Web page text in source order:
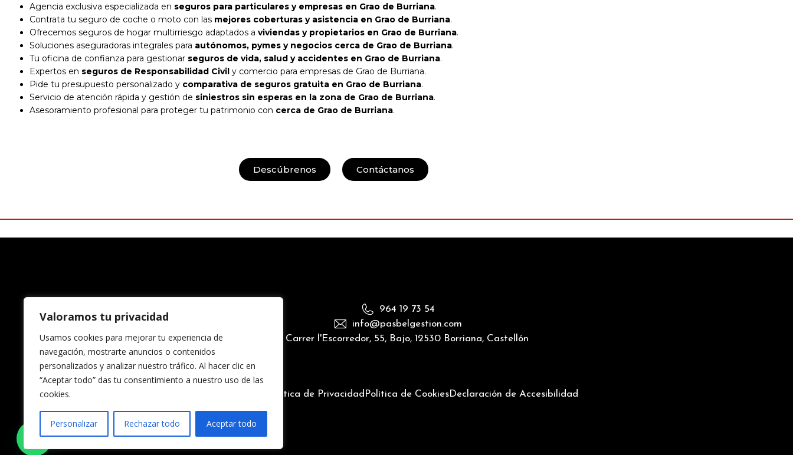
Valoramos tu privacidad
Usamos cookies para mejorar tu experiencia de
navegación, mostrarte anuncios o contenidos
personalizados y analizar nuestro tráfico. Al hacer clic en
“Aceptar todo” das tu consentimiento a nuestro uso de las
cookies.
Personalizar Rechazar todo Aceptar todo
Agencia exclusiva especializada en seguros para particulares y empresas en Grao de Burriana.
Contrata tu seguro de coche o moto con las mejores coberturas y asistencia en Grao de Burriana.
Ofrecemos seguros de hogar multirriesgo adaptados a viviendas y propietarios en Grao de Burriana.
Soluciones aseguradoras integrales para autónomos, pymes y negocios cerca de Grao de Burriana.
Tu oficina de confianza para gestionar seguros de vida, salud y accidentes en Grao de Burriana.
Expertos en seguros de Responsabilidad Civil y comercio para empresas de Grao de Burriana.
Pide tu presupuesto personalizado y comparativa de seguros gratuita en Grao de Burriana.
Servicio de atención rápida y gestión de siniestros sin esperas en la zona de Grao de Burriana.
Asesoramiento profesional para proteger tu patrimonio con cerca de Grao de Burriana.
Descúbrenos Contáctanos
964 19 73 54
info@pasbelgestion.com
Carrer l'Escorredor, 55, Bajo, 12530 Borriana, Castellón
Política de Privacidad Política de CookiesDeclaración de Accesibilidad